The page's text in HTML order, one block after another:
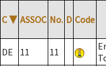
C ▼ ASSOC No. D Code
DE 11 11